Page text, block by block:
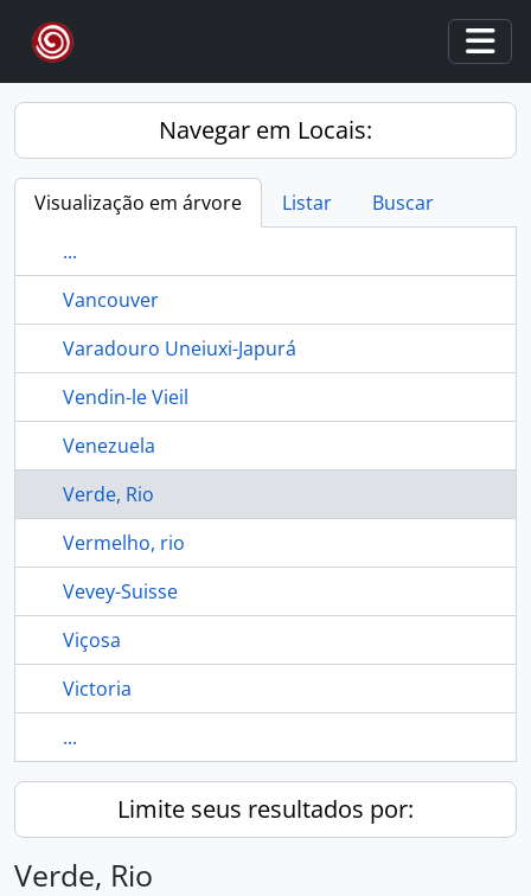
Skip to main content
Navegar em Locais:
Visualização em árvore Listar
Buscar
...
Vancouver
Varadouro Uneiuxi-Japurá
Vendin-le Vieil
Venezuela
Verde, Rio
Vermelho, rio
Vevey-Suisse
Viçosa
Victoria
...
Limite seus resultados por:
Verde, Rio